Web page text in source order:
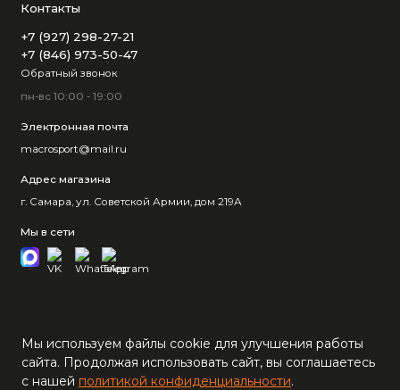
Контакты
+7 (927) 298-27-21
+7 (846) 973-50-47
Обратный звонок
пн-вс 10:00 - 19:00
Электронная почта
macrosport@mail.ru
Адрес магазина
г. Самара, ул. Советской Армии, дом 219А
Мы в сети
Мы используем файлы cookie для улучшения работы
сайта. Продолжая использовать сайт, вы соглашаетесь
с нашей политикой конфиденциальности.